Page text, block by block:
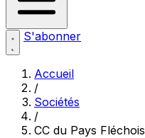
S'abonner
Accueil
/
Sociétés
/
CC du Pays Fléchois